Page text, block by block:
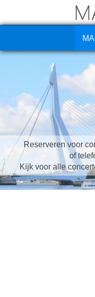
Reserveren voor
of
Kijk voor alle